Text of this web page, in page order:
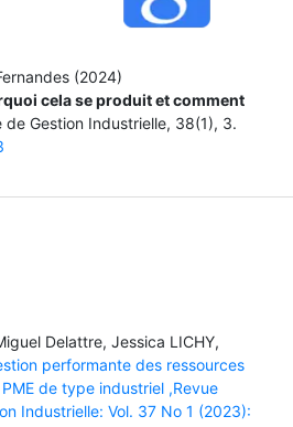
(2024)
cela se produit et comment
de Gestion Industrielle, 38(1), 3.
Delattre, Jessica LICHY,
performante des ressources
de type industriel ,Revue
Industrielle: Vol. 37 No 1 (2023):